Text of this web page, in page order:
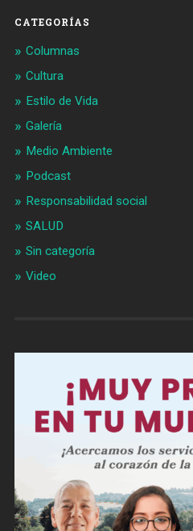
CATEGORÍAS
Columnas
Cultura
Estilo de Vida
Galería
Medio Ambiente
Podcast
Responsabilidad social
SALUD
Sin categoría
Video